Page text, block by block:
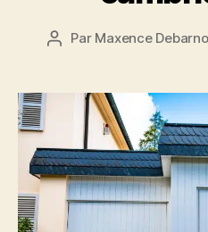
Auteur
Par Maxence